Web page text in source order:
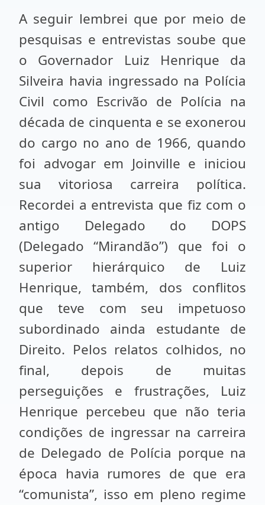
A seguir lembrei que por meio de
pesquisas e entrevistas soube que
o Governador Luiz Henrique da
Silveira havia ingressado na Polícia
Civil como Escrivão de Polícia na
década de cinquenta e se exonerou
do cargo no ano de 1966, quando
foi advogar em Joinville e iniciou
sua vitoriosa carreira política.
Recordei a entrevista que fiz com o
antigo Delegado do DOPS
(Delegado “Mirandão”) que foi o
superior hierárquico de Luiz
Henrique, também, dos conflitos
que teve com seu impetuoso
subordinado ainda estudante de
Direito. Pelos relatos colhidos, no
final, depois de muitas
perseguições e frustrações, Luiz
Henrique percebeu que não teria
condições de ingressar na carreira
de Delegado de Polícia porque na
época havia rumores de que era
“comunista”, isso em pleno regime